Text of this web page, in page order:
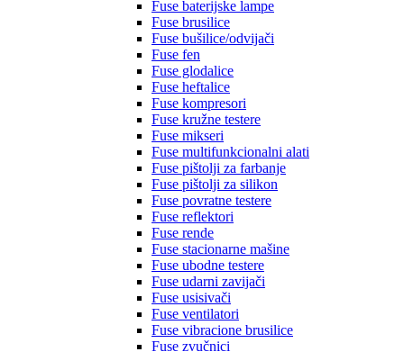
Fuse baterijske lampe
Fuse brusilice
Fuse bušilice/odvijači
Fuse fen
Fuse glodalice
Fuse heftalice
Fuse kompresori
Fuse kružne testere
Fuse mikseri
Fuse multifunkcionalni alati
Fuse pištolji za farbanje
Fuse pištolji za silikon
Fuse povratne testere
Fuse reflektori
Fuse rende
Fuse stacionarne mašine
Fuse ubodne testere
Fuse udarni zavijači
Fuse usisivači
Fuse ventilatori
Fuse vibracione brusilice
Fuse zvučnici